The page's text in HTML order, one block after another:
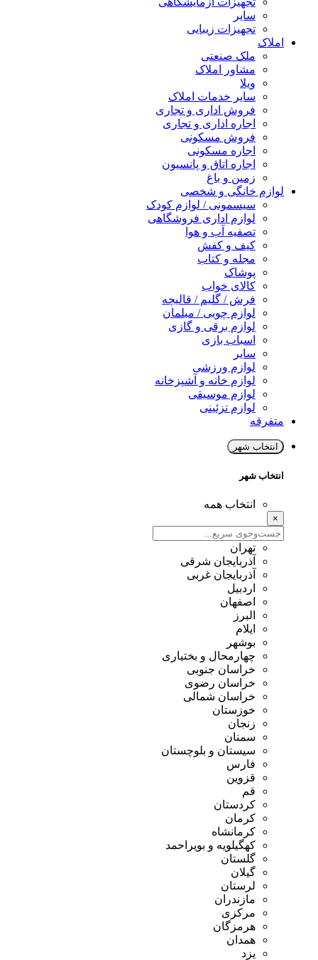
سایر
تجهیزات زیبایی
املاک
ملک صنعتی
مشاور املاک
ویلا
سایر خدمات املاک
فروش اداری و تجاری
اجاره اداری و تجاری
فروش مسکونی
اجاره مسکونی
اجاره اتاق و پانسیون
زمین و باغ
لوازم خانگی و شخصی
سیسمونی / لوازم کودک
لوازم اداری فروشگاهی
تصفیه آب و هوا
کیف و کفش
مجله و کتاب
پوشاک
کالای خواب
فرش / گلیم / قالیچه
لوازم چوبی / مبلمان
لوازم برقی و گازی
اسباب بازی
سایر
لوازم ورزشی
لوازم خانه و آشپزخانه
لوازم موسیقی
لوازم تزئینی
متفرقه
انتخاب شهر
انتخاب شهر
انتخاب همه
×
تهران
آذربایجان شرقی
آذربایجان غربی
اردبیل
اصفهان
البرز
ایلام
بوشهر
چهارمحال و بختیاری
خراسان جنوبی
خراسان رضوی
خراسان شمالی
خوزستان
زنجان
سمنان
سیستان و بلوچستان
فارس
قزوین
قم
کردستان
کرمان
کرمانشاه
کهگیلویه و بویراحمد
گلستان
گیلان
لرستان
مازندران
مرکزی
هرمزگان
همدان
یزد